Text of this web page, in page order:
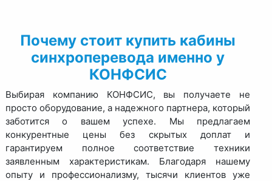
Почему стоит купить кабины
синхроперевода именно у
КОНФСИС
Выбирая компанию КОНФСИС, вы получаете не
просто оборудование, а надежного партнера, который
заботится о вашем успехе. Мы предлагаем
конкурентные цены без скрытых доплат и
гарантируем полное соответствие техники
заявленным характеристикам. Благодаря нашему
опыту и профессионализму, тысячи клиентов уже